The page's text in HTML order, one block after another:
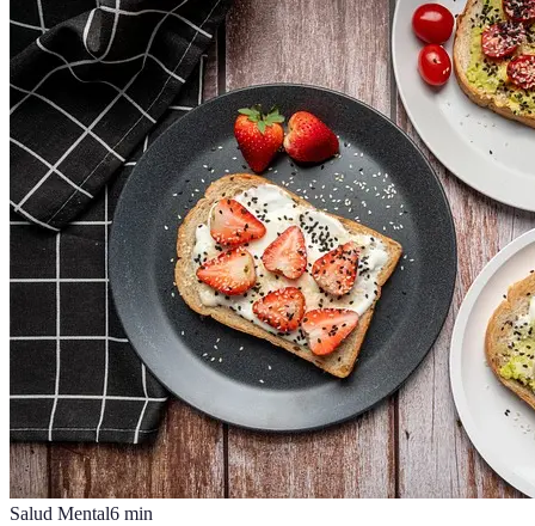
Salud Mental6 min